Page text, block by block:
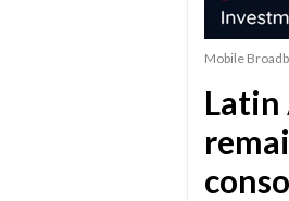
Mobile
Latin